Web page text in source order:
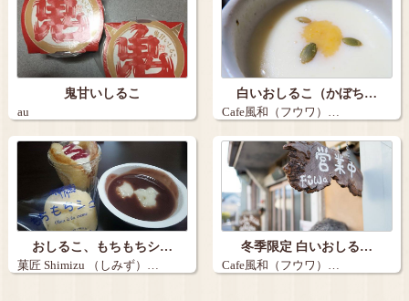
鬼甘いしるこ
au
白いおしるこ（かぼち…
Cafe風和（フウワ）…
おしるこ、もちもちシ…
菓匠 Shimizu （しみず）…
冬季限定 白いおしる…
Cafe風和（フウワ）…